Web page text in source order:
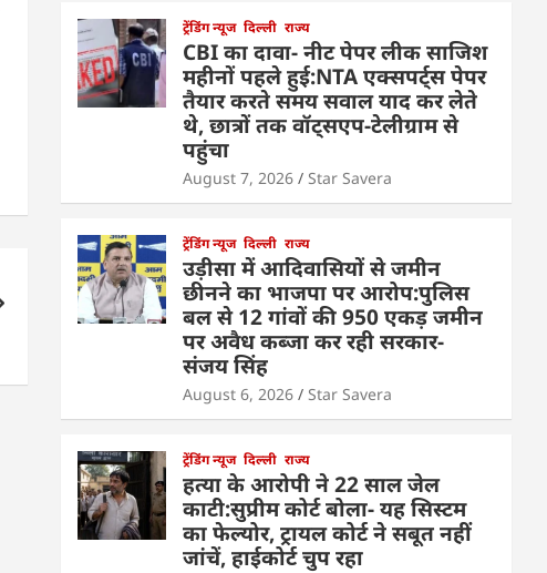
ट्रेंडिंग न्यूज दिल्ली राज्य
CBI का दावा- नीट पेपर लीक साजिश
महीनों पहले हुई:NTA एक्सपर्ट्स पेपर
तैयार करते समय सवाल याद कर लेते
थे, छात्रों तक वॉट्सएप-टेलीग्राम से
पहुंचा
August 7, 2026 Star Savera
ट्रेंडिंग न्यूज दिल्ली राज्य
उड़ीसा में आदिवासियों से जमीन
छीनने का भाजपा पर आरोप:पुलिस
बल से 12 गांवों की 950 एकड़ जमीन
पर अवैध कब्जा कर रही सरकार-
संजय सिंह
August 6, 2026 Star Savera
ट्रेंडिंग न्यूज दिल्ली राज्य
हत्या के आरोपी ने 22 साल जेल
काटी:सुप्रीम कोर्ट बोला- यह सिस्टम
का फेल्योर, ट्रायल कोर्ट ने सबूत नहीं
जांचें, हाईकोर्ट चुप रहा